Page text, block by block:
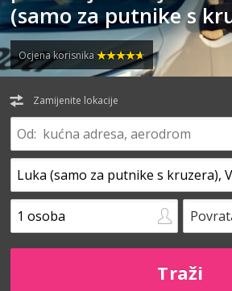
(samo za putnike s
Ocjena korisnika
Zamijenite lokacije